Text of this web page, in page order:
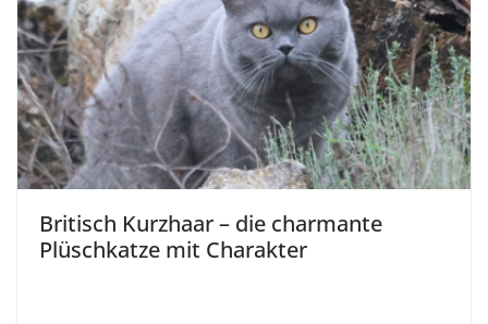
Britisch Kurzhaar – die charmante
Plüschkatze mit Charakter